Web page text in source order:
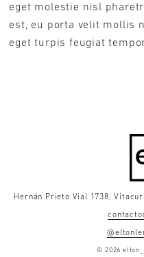
eget molestie nisl
est, eu porta velit mollis
eget turpis feugiat
Hernán Prieto Vial 1738,
© 2026